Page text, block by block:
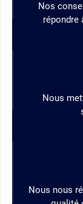
Nos
répondre
Nous
Nous nous